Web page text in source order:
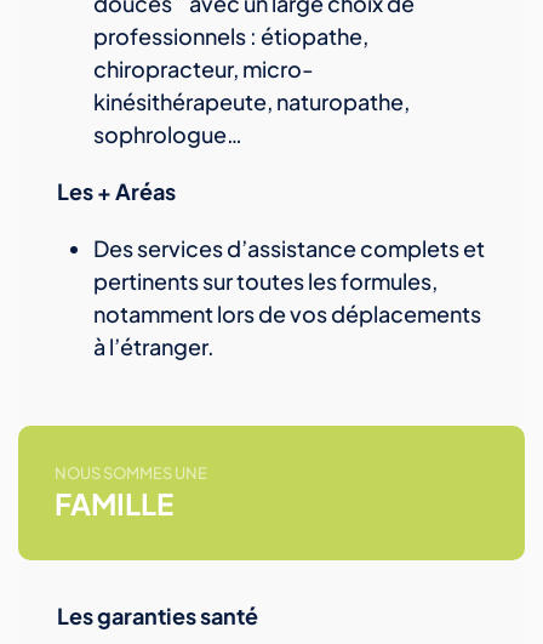
professionnels : étiopathe,
chiropracteur, micro-
kinésithérapeute, naturopathe,
sophrologue…
Les + Aréas
Des services d’assistance complets et
pertinents sur toutes les formules,
notamment lors de vos déplacements
à l’étranger.
NOUS SOMMES UNE
FAMILLE
Les garanties santé